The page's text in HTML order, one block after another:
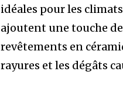
idéales pour les
ajoutent une touche
revêtements en
rayures et les dégâts